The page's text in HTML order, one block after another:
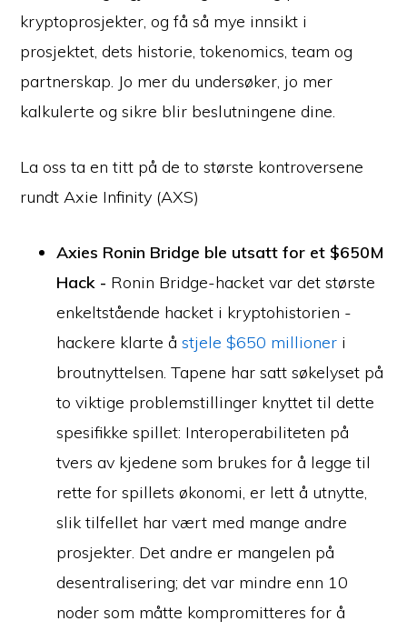
kryptoprosjekter, og få så mye innsikt i
prosjektet, dets historie, tokenomics, team og
partnerskap. Jo mer du undersøker, jo mer
kalkulerte og sikre blir beslutningene dine.
La oss ta en titt på de to største kontroversene
rundt Axie Infinity (AXS)
Axies Ronin Bridge ble utsatt for et $650M
Hack - Ronin Bridge-hacket var det største
enkeltstående hacket i kryptohistorien -
hackere klarte åstjele $650 millioner i
broutnyttelsen. Tapene har satt søkelyset på
to viktige problemstillinger knyttet til dette
spesifikke spillet: Interoperabiliteten på
tvers av kjedene som brukes for å legge til
rette for spillets økonomi, er lett å utnytte,
slik tilfellet har vært med mange andre
prosjekter. Det andre er mangelen på
desentralisering; det var mindre enn 10
noder som måtte kompromitteres for å